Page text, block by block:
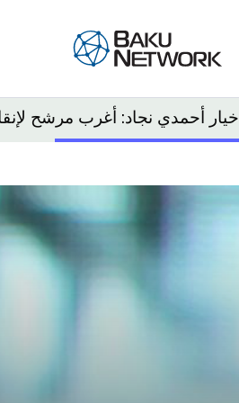
خيار أحمدي نجاد: أغرب مرشح